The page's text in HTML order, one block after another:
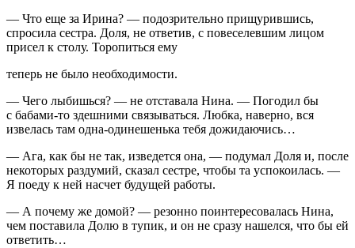
— Что еще за Ирина? — подозрительно прищурившись,
спросила сестра. Доля, не ответив, с повеселевшим лицом
присел к столу. Торопиться ему
теперь не было необходимости.
— Чего лыбишься? — не отставала Нина. — Погодил бы
с бабами-то здешними связываться. Любка, наверно, вся
извелась там одна-одинешенька тебя дожидаючись…
— Ага, как бы не так, изведется она, — подумал Доля и, после
некоторых раздумий, сказал сестре, чтобы та успокоилась. —
Я поеду к ней насчет будущей работы.
— А почему же домой? — резонно поинтересовалась Нина,
чем поставила Долю в тупик, и он не сразу нашелся, что бы ей
ответить…